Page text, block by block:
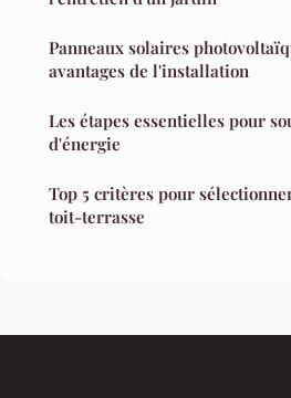
Panneaux solaires
avantages de l'installation
Les étapes essentielles pour
d'énergie
Top 5 critères pour
toit-terrasse